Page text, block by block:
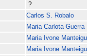
?
Carlos S. Robalo
Maria Carlota Guerra
Maria Ivone
Maria Ivone